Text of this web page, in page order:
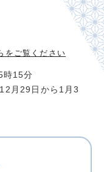
をご覧ください
時15分
月29日から1月3